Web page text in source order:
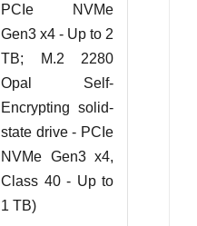
PCIe NVMe
Gen3 x4 - Up to 2
TB;
M.2 2280
Opal Self-
Encrypting solid-
state drive - PCIe
NVMe Gen3 x4,
Class 40 - Up to
1 TB)